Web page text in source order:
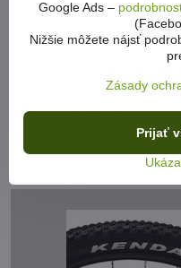
Brzdy
Hydraulický brzdový
osvedčený a spoľahlivý
Google Ads –
Nižšie môžete nájsť
Zásady
Prijať